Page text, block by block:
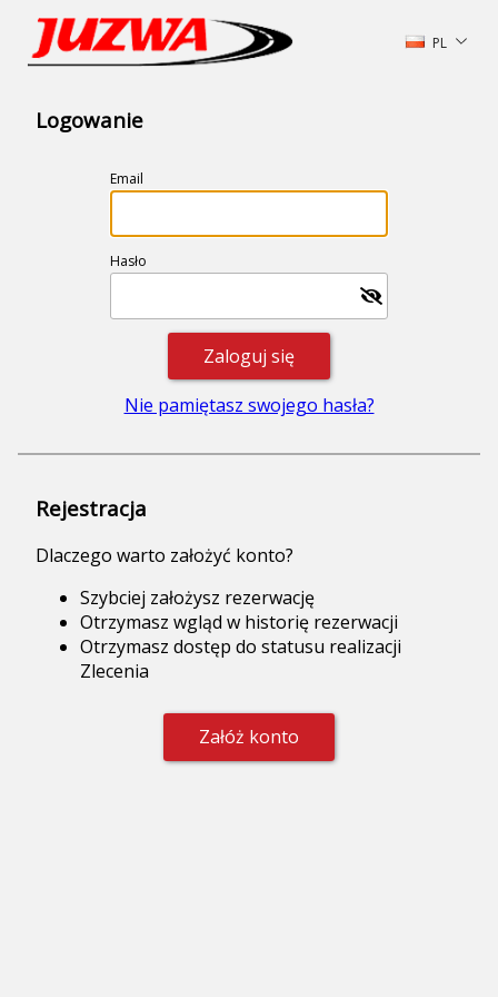
PL
Logowanie
Email
Hasło
Nie pamiętasz swojego hasła?
Rejestracja
Dlaczego warto założyć konto?
Szybciej założysz rezerwację
Otrzymasz wgląd w historię rezerwacji
Otrzymasz dostęp do statusu realizacji
Zlecenia
Załóż konto